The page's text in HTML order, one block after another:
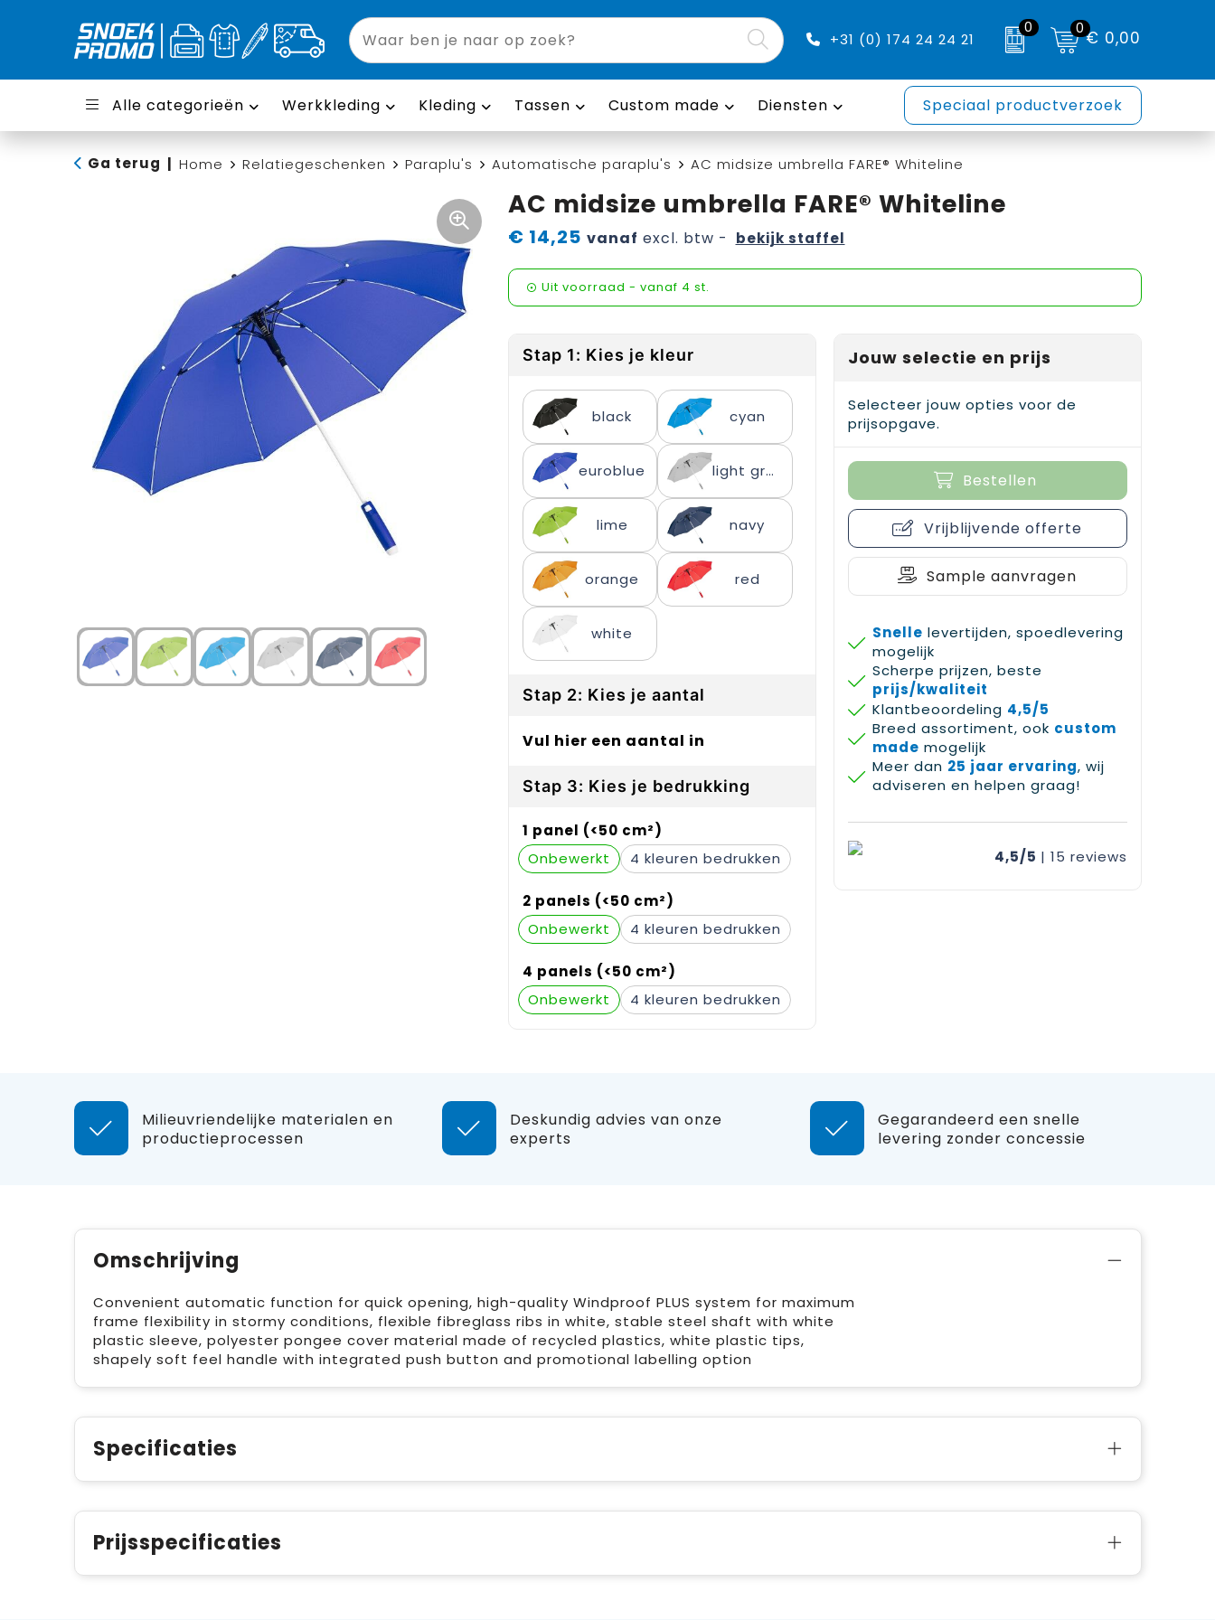
+31 (0) 174 24 24 21
0 0€ 0,00
Alle categorieën Werkkleding Kleding Tassen Custom made Diensten Speciaal productverzoek
Ga terug Home Relatiegeschenken Paraplu's Automatische paraplu's AC midsize umbrella FARE® Whiteline
AC midsize umbrella FARE® Whiteline
€ 14,25 vanaf excl. btw - bekijk staffel
Uit voorraad - vanaf 4 st.
Stap 1: Kies je kleur
black cyan
euroblue light grey
lime navy
orange red
white
Stap 2: Kies je aantal
Vul hier een aantal in
Stap 3: Kies je bedrukking
1 panel (<50 cm²)
Onbewerkt
4
2 panels (<50 cm²)
Onbewerkt
4
4 panels (<50 cm²)
Onbewerkt
4
Jouw selectie en prijs
Selecteer jouw opties voor de
prijsopgave.
Bestellen
Vrijblijvende offerte
Sample aanvragen
Snelle levertijden, spoedlevering
mogelijk
Scherpe prijzen, beste
prijs/kwaliteit
Klantbeoordeling 4,5/5
Breed assortiment, ook custom
made mogelijk
Meer dan 25 jaar ervaring, wij
adviseren en helpen graag!
4,5/5 | 15 reviews
Milieuvriendelijke materialen en
productieprocessen
Deskundig advies van onze
experts
Gegarandeerd een snelle
levering zonder concessie
Omschrijving
Convenient automatic function for quick opening, high-quality Windproof PLUS system for maximum
frame flexibility in stormy conditions, flexible fibreglass ribs in white, stable steel shaft with white
plastic sleeve, polyester pongee cover material made of recycled plastics, white plastic tips,
shapely soft feel handle with integrated push button and promotional labelling option
Specificaties
Prijsspecificaties